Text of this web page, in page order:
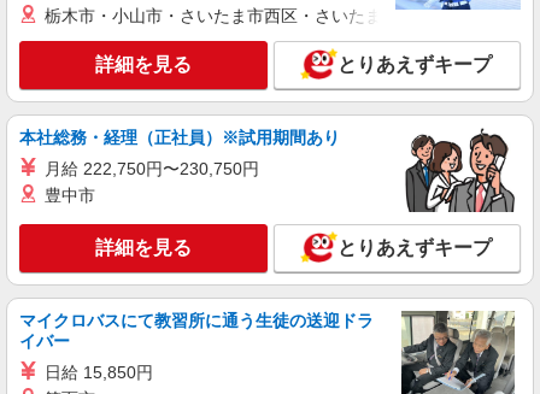
栃木市・小山市・さいたま市西区・さいたま市岩槻区・久喜市・
詳細を見る とりあえずキープ
本社総務・経理（正社員）※試用期間あり
月給 222,750円〜230,750円
豊中市
詳細を見る とりあえずキープ
マイクロバスにて教習所に通う生徒の送迎ドラ
イバー
日給 15,850円